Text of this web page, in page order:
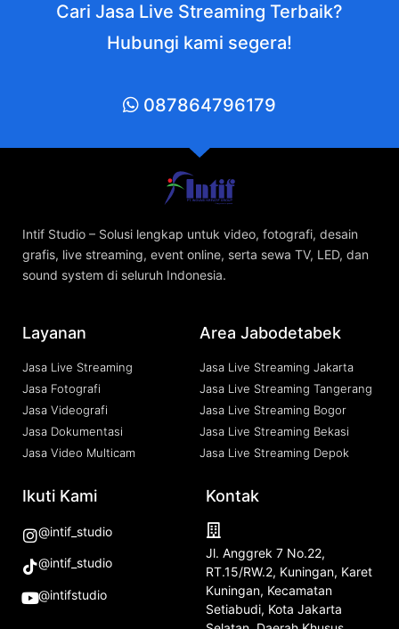
Cari Jasa Live Streaming Terbaik?
Hubungi kami segera!
087864796179
Intif Studio – Solusi lengkap untuk video, fotografi, desain
grafis, live streaming, event online, serta sewa TV, LED, dan
sound system di seluruh Indonesia.
Layanan
Jasa Live Streaming
Jasa Fotografi
Jasa Videografi
Jasa Dokumentasi
Jasa Video Multicam
Area Jabodetabek
Jasa Live Streaming Jakarta
Jasa Live Streaming Tangerang
Jasa Live Streaming Bogor
Jasa Live Streaming Bekasi
Jasa Live Streaming Depok
Ikuti Kami
@intif_studio
@intif_studio
@intifstudio
Kontak
Jl. Anggrek 7 No.22,
RT.15/RW.2, Kuningan, Karet
Kuningan, Kecamatan
Setiabudi, Kota Jakarta